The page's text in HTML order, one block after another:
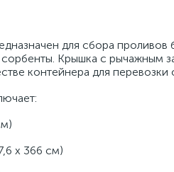
для сбора
Крышка с рычажным
контейнера для перевозки
х 366 см)